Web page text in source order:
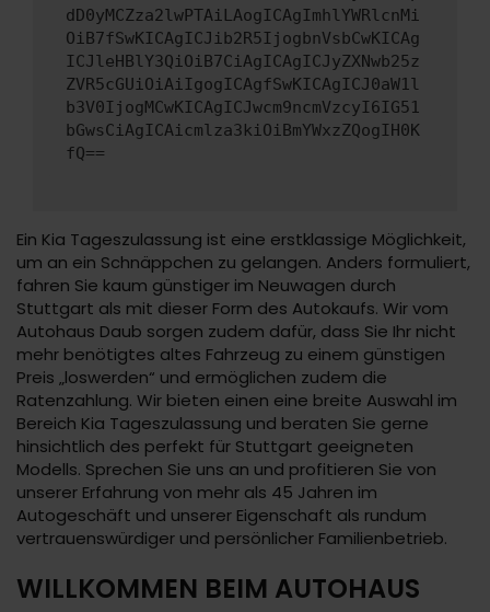
dD0yMCZza2lwPTAiLAogICAgImhlYWRlcnMi
OiB7fSwKICAgICJib2R5IjogbnVsbCwKICAg
ICJleHBlY3QiOiB7CiAgICAgICJyZXNwb25z
ZVR5cGUiOiAiIgogICAgfSwKICAgICJ0aW1l
b3V0IjogMCwKICAgICJwcm9ncmVzcyI6IG51
bGwsCiAgICAicmlza3kiOiBmYWxzZQogIH0K
fQ==
Ein Kia Tageszulassung ist eine erstklassige Möglichkeit,
um an ein Schnäppchen zu gelangen. Anders formuliert,
fahren Sie kaum günstiger im Neuwagen durch
Stuttgart als mit dieser Form des Autokaufs. Wir vom
Autohaus Daub sorgen zudem dafür, dass Sie Ihr nicht
mehr benötigtes altes Fahrzeug zu einem günstigen
Preis „loswerden“ und ermöglichen zudem die
Ratenzahlung. Wir bieten einen eine breite Auswahl im
Bereich Kia Tageszulassung und beraten Sie gerne
hinsichtlich des perfekt für Stuttgart geeigneten
Modells. Sprechen Sie uns an und profitieren Sie von
unserer Erfahrung von mehr als 45 Jahren im
Autogeschäft und unserer Eigenschaft als rundum
vertrauenswürdiger und persönlicher Familienbetrieb.
WILLKOMMEN BEIM AUTOHAUS